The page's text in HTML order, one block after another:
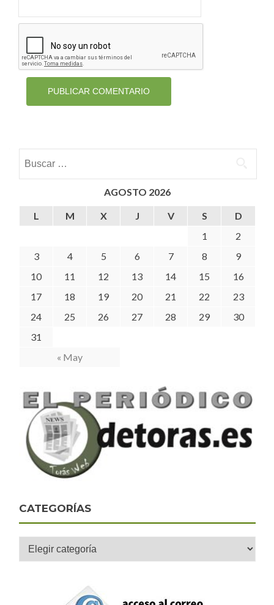
AGOSTO 2026
L M X J V S D
« May
1
2
3
4 5 6 7 8
9
10
11 12 13 14 15
16
17
18 19 20 21 22
23
24
25 26 27 28 29
30
31
CATEGORÍAS
Categorías